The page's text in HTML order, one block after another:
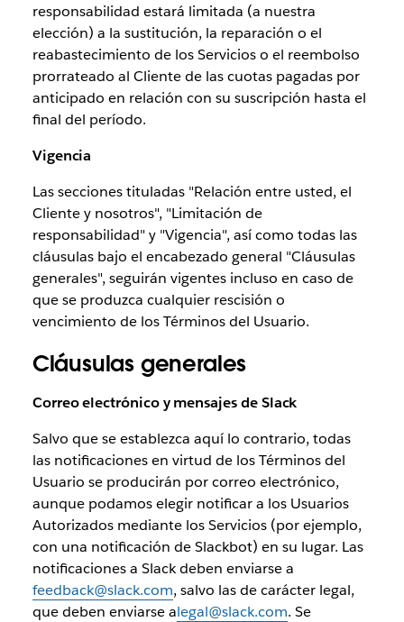
responsabilidad estará limitada (a nuestra
elección) a la sustitución, la reparación o el
reabastecimiento de los Servicios o el reembolso
prorrateado al Cliente de las cuotas pagadas por
anticipado en relación con su suscripción hasta el
final del período.
Vigencia
Las secciones tituladas "Relación entre usted, el
Cliente y nosotros", "Limitación de
responsabilidad" y "Vigencia", así como todas las
cláusulas bajo el encabezado general "Cláusulas
generales", seguirán vigentes incluso en caso de
que se produzca cualquier rescisión o
vencimiento de los Términos del Usuario.
Cláusulas generales
Correo electrónico y mensajes de Slack
Salvo que se establezca aquí lo contrario, todas
las notificaciones en virtud de los Términos del
Usuario se producirán por correo electrónico,
aunque podamos elegir notificar a los Usuarios
Autorizados mediante los Servicios (por ejemplo,
con una notificación de Slackbot) en su lugar. Las
notificaciones a Slack deben enviarse a
feedback@slack.com, salvo las de carácter legal,
que deben enviarse alegal@slack.com. Se